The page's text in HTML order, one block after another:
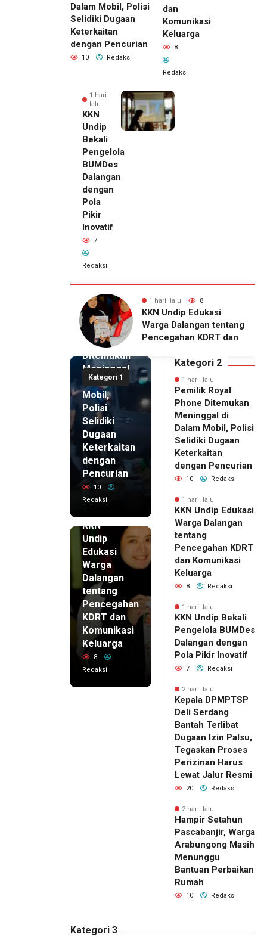
Dalam Mobil, Polisi
Selidiki Dugaan
Keterkaitan
dengan Pencurian
10 Redaksi
dan
Komunikasi
Keluarga
8
Redaksi
1 hari
lalu
KKN
Undip
Bekali
Pengelola
BUMDes
Dalangan
dengan
Pola
Pikir
Inovatif
7
Redaksi
1 hari lalu 7
KKN Undip Bekali
Pengelola BUMDes
Dalangan dengan Pola
Kategori 1
1 hari lalu
Pemilik
Royal
Phone
Ditemukan
Meninggal
di Dalam
Mobil,
Polisi
Selidiki
Dugaan
Keterkaitan
dengan
Pencurian
10
Redaksi
KKN
Undip
Edukasi
Warga
Dalangan
tentang
Pencegahan
KDRT dan
Komunikasi
Keluarga
8
Redaksi
Kategori 2
1 hari lalu
Pemilik Royal
Phone Ditemukan
Meninggal di
Dalam Mobil, Polisi
Selidiki Dugaan
Keterkaitan
dengan Pencurian
10 Redaksi
1 hari lalu
KKN Undip Edukasi
Warga Dalangan
tentang
Pencegahan KDRT
dan Komunikasi
Keluarga
8 Redaksi
1 hari lalu
KKN Undip Bekali
Pengelola BUMDes
Dalangan dengan
Pola Pikir Inovatif
7 Redaksi
2 hari lalu
Kepala DPMPTSP
Deli Serdang
Bantah Terlibat
Dugaan Izin Palsu,
Tegaskan Proses
Perizinan Harus
Lewat Jalur Resmi
20 Redaksi
2 hari lalu
Hampir Setahun
Pascabanjir, Warga
Arabungong Masih
Menunggu
Bantuan Perbaikan
Rumah
10 Redaksi
Kategori 3